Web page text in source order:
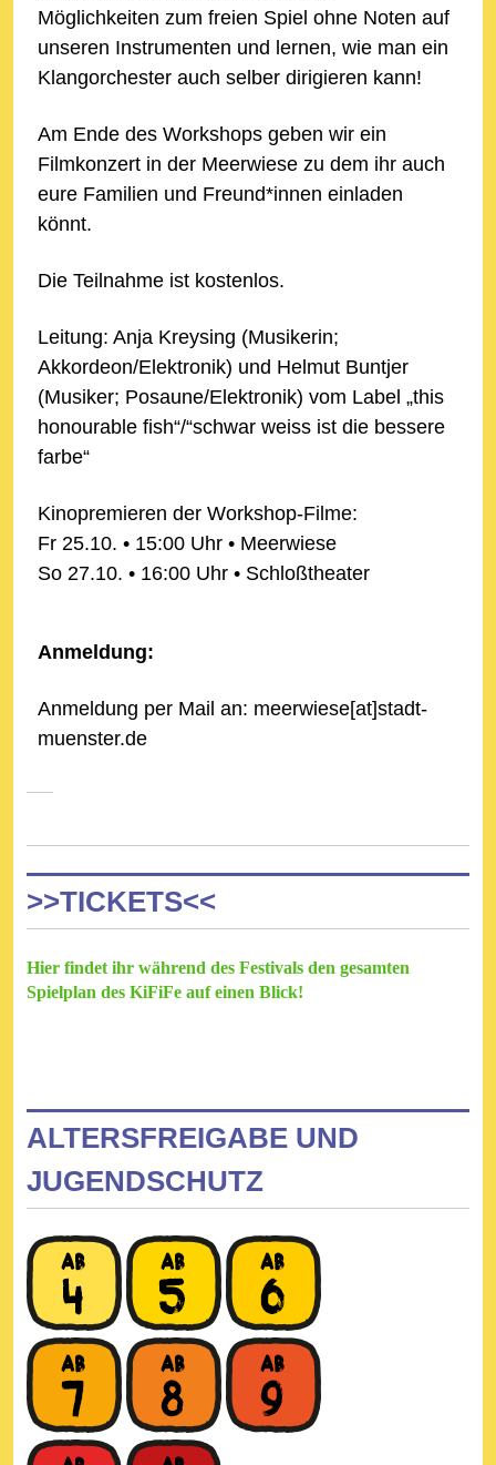
Möglichkeiten zum freien Spiel ohne Noten auf
unseren Instrumenten und lernen, wie man ein
Klangorchester auch selber dirigieren kann!
Am Ende des Workshops geben wir ein
Filmkonzert in der Meerwiese zu dem ihr auch
eure Familien und Freund*innen einladen
könnt.
Die Teilnahme ist kostenlos.
Leitung: Anja Kreysing (Musikerin;
Akkordeon/Elektronik) und Helmut Buntjer
(Musiker; Posaune/Elektronik) vom Label „this
honourable fish“/“schwar weiss ist die bessere
farbe“
Kinopremieren der Workshop-Filme:
Fr 25.10. • 15:00 Uhr • Meerwiese
So 27.10. • 16:00 Uhr • Schloßtheater
Anmeldung:
Anmeldung per Mail an: meerwiese[at]stadt-
muenster.de
>>TICKETS<<
Hier findet ihr während des Festivals den gesamten
Spielplan des KiFiFe auf einen Blick!
ALTERSFREIGABE UND
JUGENDSCHUTZ